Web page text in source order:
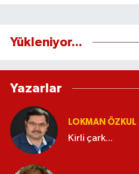
Yükleniyor...
Yazarlar
LOKMAN ÖZKUL
Kirli çark...